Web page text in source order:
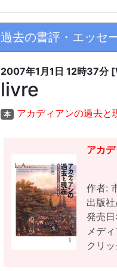
過去の書評・エッセ
2007年1月1日 12時37分
livre
本 アカディアンの過去
アカ
作者:
出版
発売
メデ
クリ